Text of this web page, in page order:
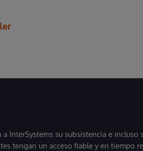
InterSystems su subsistencia e incluso
tengan un acceso fiable y en tiempo